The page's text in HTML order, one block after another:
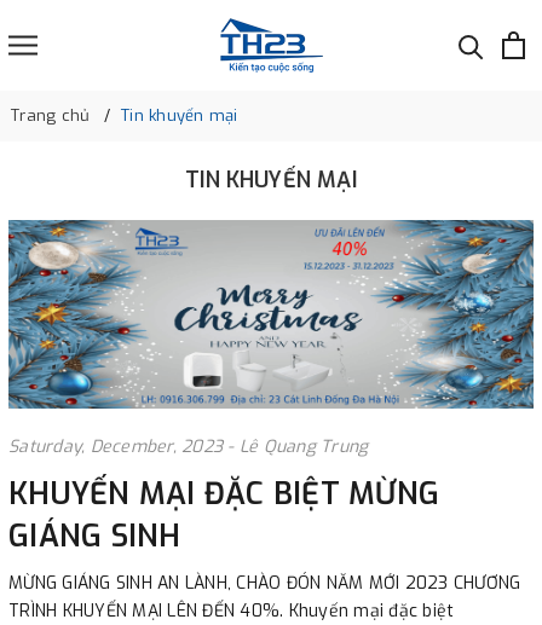
Trang chủ Tin khuyến mại
TIN KHUYẾN MẠI
Saturday, December, 2023 - Lê Quang Trung
KHUYẾN MẠI ĐẶC BIỆT MỪNG
GIÁNG SINH
MỪNG GIÁNG SINH AN LÀNH, CHÀO ĐÓN NĂM MỚI 2023 CHƯƠNG
TRÌNH KHUYẾN MẠI LÊN ĐẾN 40%. Khuyến mại đặc biệt